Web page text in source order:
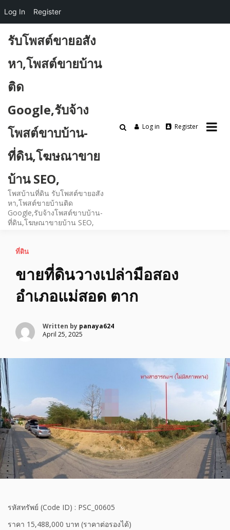
content
รับโพสต์ขายอสัง
หา,โพสต์ขายบ้าน
ติด
Google,รับจ้าง
โพสต์ขาบบ้าน-
ที่ดิน,โฆษณาขาย
บ้าน SEO,
โพสบ้านที่ดิน รับโพสต์ขายอสัง
หา,โพสต์ขายบ้านติด
Google,รับจ้างโพสต์ขาบบ้าน-
ที่ดิน,โฆษณาขายบ้าน SEO,
Log in Register
ที่ดิน
ขายที่ดินวางเปล่ามือสอง
อำเภอแม่สอด ตาก
Written by panaya624
April 25, 2025
รหัสทรัพย์ (Code ID) : PSC_00605
ราคา 15,488,000 บาท (ราคาต่อรองได้)
Log In Register